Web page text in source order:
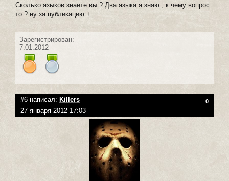
Сколько языков знаете вы ? Два языка я знаю , к чему вопрос
то ? ну за публикацию +
Зарегистрирован:
7.01.2012
#6 написал: Killers 0
27 января 2012 17:03